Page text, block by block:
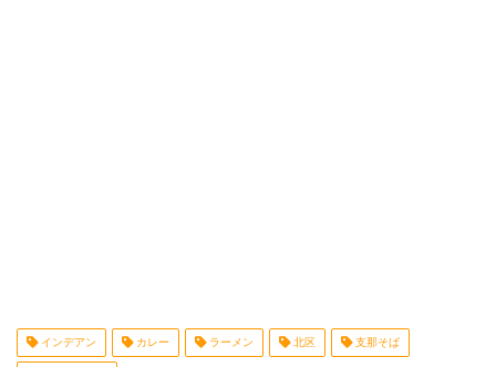
インデアン カレー ラーメン 北区 支那そば